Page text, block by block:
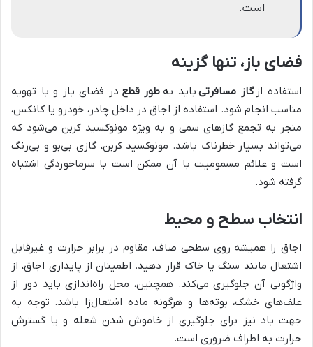
است.
فضای باز، تنها گزینه
استفاده از گاز مسافرتی باید به طور قطع در فضای باز و با تهویه
مناسب انجام شود. استفاده از اجاق در داخل چادر، خودرو یا کانکس،
منجر به تجمع گازهای سمی و به ویژه مونوکسید کربن می‌شود که
می‌تواند بسیار خطرناک باشد. مونوکسید کربن، گازی بی‌بو و بی‌رنگ
است و علائم مسمومیت با آن ممکن است با سرماخوردگی اشتباه
گرفته شود.
انتخاب سطح و محیط
اجاق را همیشه روی سطحی صاف، مقاوم در برابر حرارت و غیرقابل
اشتعال مانند سنگ یا خاک قرار دهید. اطمینان از پایداری اجاق، از
واژگونی آن جلوگیری می‌کند. همچنین، محل راه‌اندازی باید دور از
علف‌های خشک، بوته‌ها و هرگونه ماده اشتعال‌زا باشد. توجه به
جهت باد نیز برای جلوگیری از خاموش شدن شعله و یا گسترش
حرارت به اطراف ضروری است.